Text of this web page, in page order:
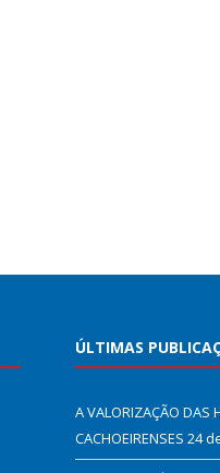
ÚLTIMAS
A VALORIZAÇÃO DAS
CACHOEIRENSES 24